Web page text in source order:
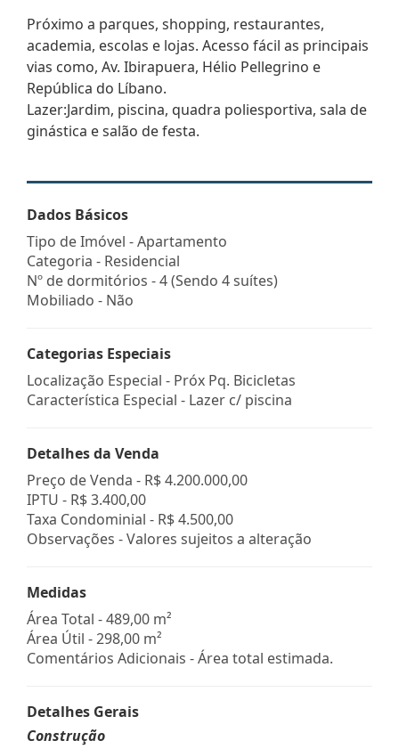
Próximo a parques, shopping, restaurantes,
academia, escolas e lojas. Acesso fácil as principais
vias como, Av. Ibirapuera, Hélio Pellegrino e
República do Líbano.
Lazer:Jardim, piscina, quadra poliesportiva, sala de
ginástica e salão de festa.
Dados Básicos
Tipo de Imóvel - Apartamento
Categoria - Residencial
Nº de dormitórios - 4 (Sendo 4 suítes)
Mobiliado - Não
Categorias Especiais
Localização Especial - Próx Pq. Bicicletas
Característica Especial - Lazer c/ piscina
Detalhes da Venda
Preço de Venda - R$ 4.200.000,00
IPTU - R$ 3.400,00
Taxa Condominial - R$ 4.500,00
Observações - Valores sujeitos a alteração
Medidas
Área Total - 489,00 m²
Área Útil - 298,00 m²
Comentários Adicionais - Área total estimada.
Detalhes Gerais
Construção